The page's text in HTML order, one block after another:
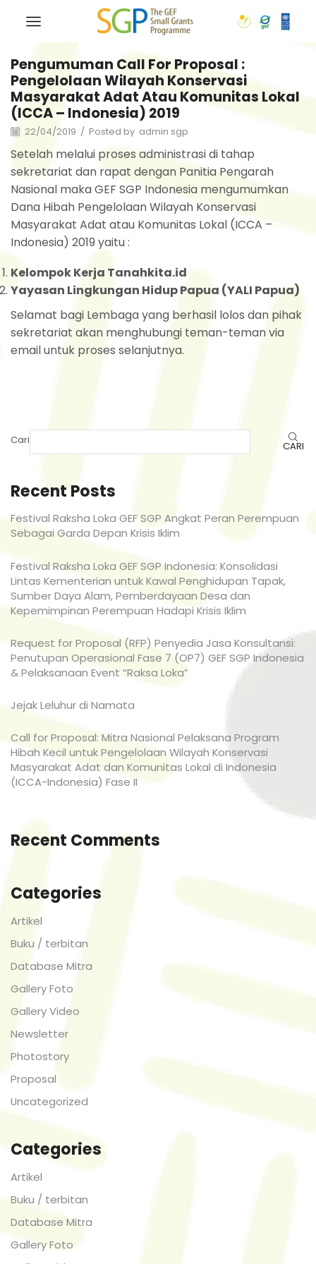
Pengumuman Call For Proposal :
Pengelolaan Wilayah Konservasi
Masyarakat Adat Atau Komunitas Lokal
(ICCA – Indonesia) 2019
22/04/2019 / Posted by admin sgp
Setelah melalui proses administrasi di tahap
sekretariat dan rapat dengan Panitia Pengarah
Nasional maka GEF SGP Indonesia mengumumkan
Dana Hibah Pengelolaan Wilayah Konservasi
Masyarakat Adat atau Komunitas Lokal (ICCA –
Indonesia) 2019 yaitu :
Kelompok Kerja Tanahkita.id
Yayasan Lingkungan Hidup Papua (YALI Papua)
Selamat bagi Lembaga yang berhasil lolos dan pihak
sekretariat akan menghubungi teman-teman via
email untuk proses selanjutnya.
Cari CARI
Recent Posts
Festival Raksha Loka GEF SGP Angkat Peran Perempuan
Sebagai Garda Depan Krisis Iklim
Festival Raksha Loka GEF SGP Indonesia: Konsolidasi
Lintas Kementerian untuk Kawal Penghidupan Tapak,
Sumber Daya Alam, Pemberdayaan Desa dan
Kepemimpinan Perempuan Hadapi Krisis Iklim
Request for Proposal (RFP) Penyedia Jasa Konsultansi:
Penutupan Operasional Fase 7 (OP7) GEF SGP Indonesia
& Pelaksanaan Event “Raksa Loka”
Jejak Leluhur di Namata
Call for Proposal: Mitra Nasional Pelaksana Program
Hibah Kecil untuk Pengelolaan Wilayah Konservasi
Masyarakat Adat dan Komunitas Lokal di Indonesia
(ICCA-Indonesia) Fase II
Recent Comments
Categories
Artikel
Buku / terbitan
Database Mitra
Gallery Foto
Gallery Video
Newsletter
Photostory
Proposal
Uncategorized
Categories
Artikel
Buku / terbitan
Database Mitra
Gallery Foto